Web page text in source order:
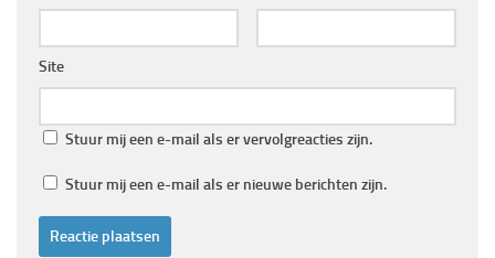
Site
Stuur mij een e-mail als er vervolgreacties zijn.
Stuur mij een e-mail als er nieuwe berichten zijn.